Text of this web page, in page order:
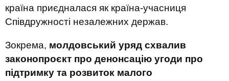
країна приєдналася як країна-учасниця
Співдружності незалежних держав.
Зокрема, молдовський уряд схвалив
законопроєкт про денонсацію угоди про
підтримку та розвиток малого